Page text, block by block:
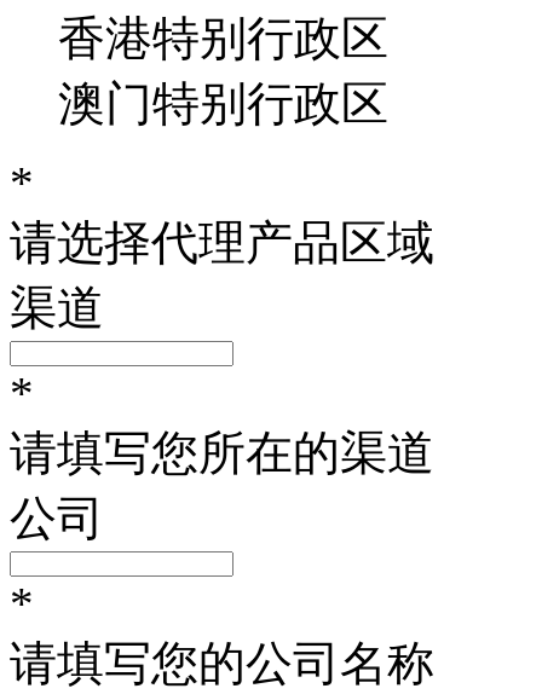
香港特别行政区
澳门特别行政区
*
请选择代理产品区域
渠道
*
请填写您所在的渠道
公司
*
请填写您的公司名称